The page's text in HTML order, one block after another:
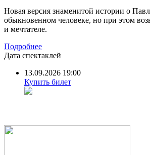
Новая версия знаменитой истории о
обыкновенном человеке, но при этом
и мечтателе.
Подробнее
Дата спектаклей
13.09.2026 19:00
Купить билет